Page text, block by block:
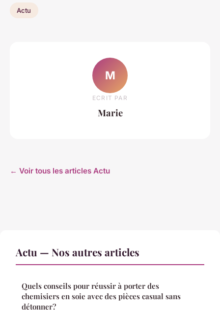
Actu
M
ECRIT PAR
Marie
← Voir tous les articles Actu
Actu — Nos autres articles
Quels conseils pour réussir à porter des
chemisiers en soie avec des pièces casual sans
détonner?